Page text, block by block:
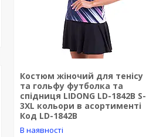
Костюм жіночий для тенісу
та гольфу футболка та
спідниця LIDONG LD-1842B S-
3XL кольори в асортименті
Код LD-1842B
В наявності